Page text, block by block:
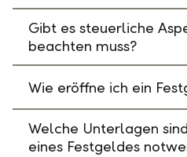
Gibt es steuerliche
beachten muss?
Wie eröffne ich ein
Welche Unterlagen
eines Festgeldes